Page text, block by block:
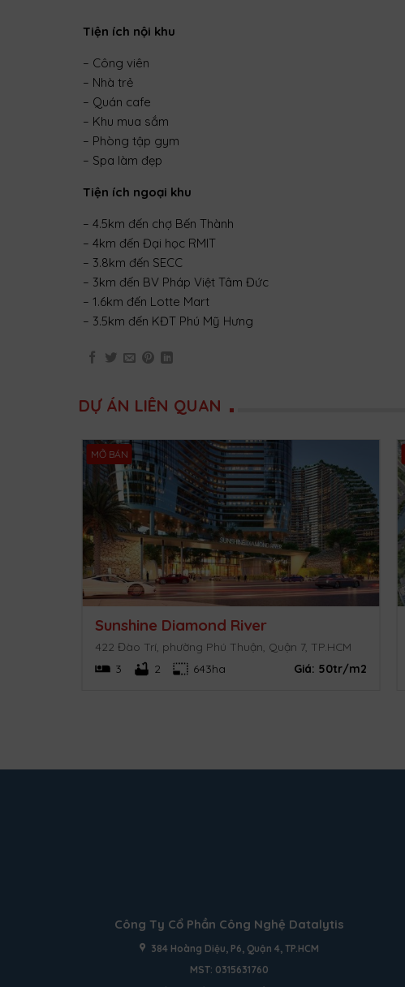
Tiện ích nội khu
– Công viên
– Nhà trẻ
– Quán cafe
– Khu mua sắm
– Phòng tập gym
– Spa làm đẹp
Tiện ích ngoại khu
– 4.5km đến chợ Bến Thành
– 4km đến Đại học RMIT
– 3.8km đến SECC
– 3km đến BV Pháp Việt Tâm Đức
– 1.6km đến Lotte Mart
– 3.5km đến KĐT Phú Mỹ Hưng
DỰ ÁN LIÊN QUAN
MỞ BÁN
Sunshine Diamond River
422 Đào Trí, phường Phú Thuận, Quận 7, TP.HCM
3
2 643ha Giá: 50tr/m2
Công Ty Cổ Phần Công Nghệ Datalytis
384 Hoàng Diệu, P6, Quận 4, TP.HCM
MST: 0315631760